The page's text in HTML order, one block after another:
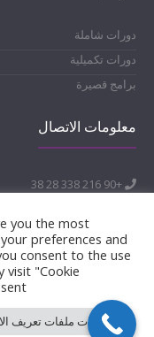
دورات شاملة
دورات تكميلية
برامج قصيرة
معلومات الاتصال
+90 216 338 28 38
34718 كاديكوي/اسطنبول
you the most
preferences and
consent to the use
visit "Cookie
إعدادات ملفات تعريف